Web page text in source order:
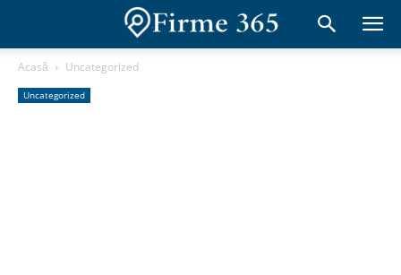
Acasă Uncategorized
Uncategorized